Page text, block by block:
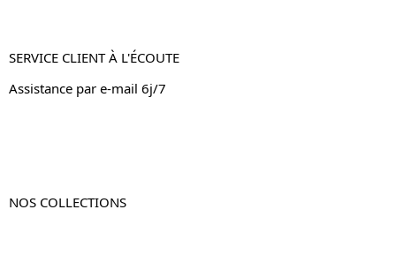
SERVICE CLIENT À L'ÉCOUTE
Assistance par e-mail 6j/7
NOS COLLECTIONS